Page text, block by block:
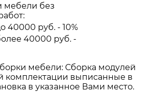
мебели без
40000 руб. - 10%
40000 руб. -
мебели: Сборка модулей
комплектации выписанные в
в указанное Вами место.